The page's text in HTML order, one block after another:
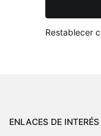
Restablecer
ENLACES DE INTERÉS